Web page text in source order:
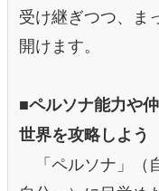
受け継ぎつつ、ま
開けます。
■ペルソナ能力や
世界を攻略しよう
「ペルソナ」（